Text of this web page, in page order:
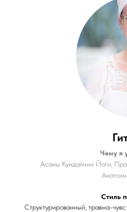
Чему я
Асаны Кундалини Йоги,
Стиль
Структурированный, травма-